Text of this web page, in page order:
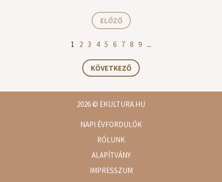
ELŐZŐ
1 2 3 4 5 6 7 8 9 ...
KÖVETKEZŐ
2026© EKULTURA.HU
NAPI ÉVFORDULÓK
RÓLUNK
ALAPÍTVÁNY
IMPRESSZUM